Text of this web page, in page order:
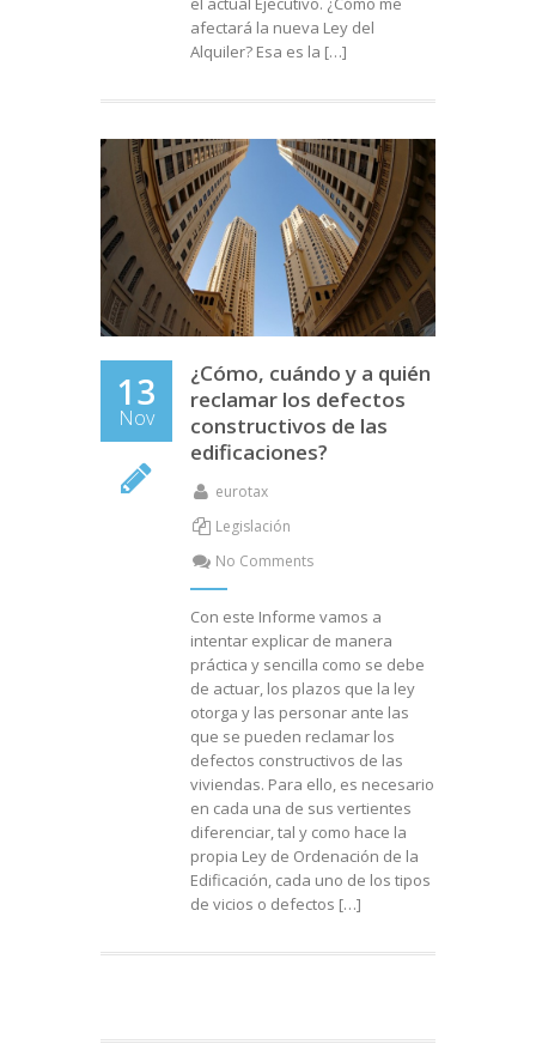
afectará la nueva Ley del
Alquiler? Esa es la […]
13
Nov
¿Cómo, cuándo y a quién
reclamar los defectos
constructivos de las
edificaciones?
eurotax
Legislación
No Comments
Con este Informe vamos a
intentar explicar de manera
práctica y sencilla como se debe
de actuar, los plazos que la ley
otorga y las personar ante las
que se pueden reclamar los
defectos constructivos de las
viviendas. Para ello, es necesario
en cada una de sus vertientes
diferenciar, tal y como hace la
propia Ley de Ordenación de la
Edificación, cada uno de los tipos
de vicios o defectos […]